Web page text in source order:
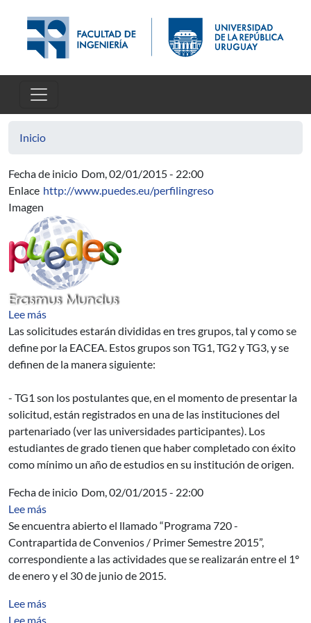
Inicio
Fecha de inicio Dom, 02/01/2015 - 22:00
Enlace http://www.puedes.eu/perfilingreso
Imagen
Lee mássobre Erasmus Mundus - Puedes
Las solicitudes estarán divididas en tres grupos, tal y como se
define por la EACEA. Estos grupos son TG1, TG2 y TG3, y se
definen de la manera siguiente:
- TG1 son los postulantes que, en el momento de presentar la
solicitud, están registrados en una de las instituciones del
partenariado (ver las universidades participantes). Los
estudiantes de grado tienen que haber completado con éxito
como mínimo un año de estudios en su institución de origen.
Fecha de inicio Dom, 02/01/2015 - 22:00
Lee mássobre Programa 720 Contrapartida de Convenios -
Se encuentra abierto el llamado “Programa 720 -
Contrapartida de Convenios / Primer Semestre 2015”,
correspondiente a las actividades que se realizarán entre el 1º
de enero y el 30 de junio de 2015.
Lee mássobre Evaluación del Uso de un Paquete de
Lee mássobre Analysis of design defects injection and removal